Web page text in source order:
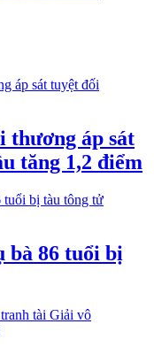
thương áp sát
tăng 1,2 điểm
bà 86 tuổi bị